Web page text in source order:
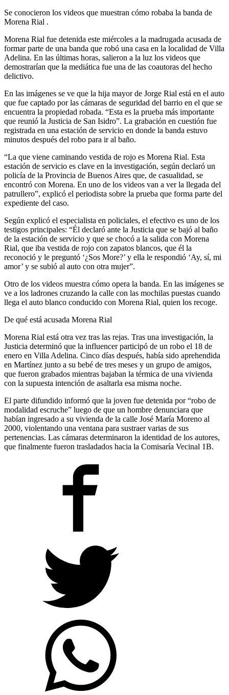
Se conocieron los videos que muestran cómo robaba la banda de
Morena Rial .
Morena Rial fue detenida este miércoles a la madrugada acusada de
formar parte de una banda que robó una casa en la localidad de Villa
Adelina. En las últimas horas, salieron a la luz los videos que
demostrarían que la mediática fue una de las coautoras del hecho
delictivo.
En las imágenes se ve que la hija mayor de Jorge Rial está en el auto
que fue captado por las cámaras de seguridad del barrio en el que se
encuentra la propiedad robada. “Esta es la prueba más importante
que reunió la Justicia de San Isidro”. La grabación en cuestión fue
registrada en una estación de servicio en donde la banda estuvo
minutos después del robo para ir al baño.
“La que viene caminando vestida de rojo es Morena Rial. Esta
estación de servicio es clave en la investigación, según declaró un
policía de la Provincia de Buenos Aires que, de casualidad, se
encontró con Morena. En uno de los videos van a ver la llegada del
patrullero”, explicó el periodista sobre la prueba que forma parte del
expediente del caso.
Según explicó el especialista en policiales, el efectivo es uno de los
testigos principales: “Él declaró ante la Justicia que se bajó al baño
de la estación de servicio y que se chocó a la salida con Morena
Rial, que iba vestida de rojo con zapatos blancos, que él la
reconoció y le preguntó ‘¿Sos More?’ y ella le respondió ‘Ay, sí, mi
amor’ y se subió al auto con otra mujer”.
Otro de los videos muestra cómo opera la banda. En las imágenes se
ve a los ladrones cruzando la calle con las mochilas puestas cuando
llega el auto blanco conducido con Morena Rial, quien los recoge.
De qué está acusada Morena Rial
Morena Rial está otra vez tras las rejas. Tras una investigación, la
Justicia determinó que la influencer participó de un robo el 18 de
enero en Villa Adelina. Cinco días después, había sido aprehendida
en Martínez junto a su bebé de tres meses y un grupo de amigos,
que fueron grabados mientras bajaban la térmica de una vivienda
con la supuesta intención de asaltarla esa misma noche.
El parte difundido informó que la joven fue detenida por “robo de
modalidad escruche” luego de que un hombre denunciara que
habían ingresado a su vivienda de la calle José María Moreno al
2000, violentando una ventana para sustraer varias de sus
pertenencias. Las cámaras determinaron la identidad de los autores,
que finalmente fueron trasladados hacia la Comisaría Vecinal 1B.